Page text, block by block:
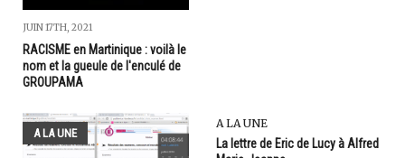
JUIN 17TH, 2021
RACISME en Martinique : voilà le
nom et la gueule de l'enculé de
GROUPAMA
A LA UNE
A LA UNE
La lettre de Eric de Lucy à Alfred